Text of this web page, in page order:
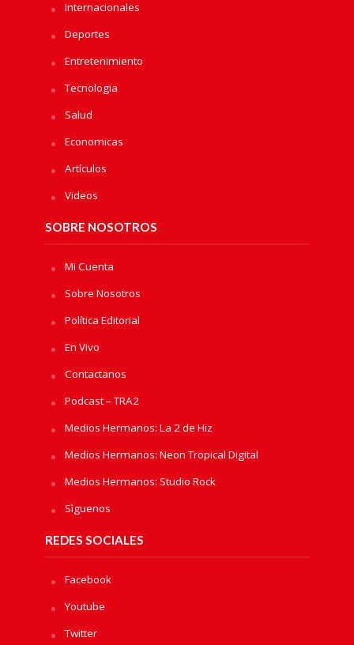
Internacionales
Deportes
Entretenimiento
Tecnologia
Salud
Economicas
Artículos
Videos
SOBRE NOSOTROS
Mi Cuenta
Sobre Nosotros
Política Editorial
En Vivo
Contactanos
Podcast – TRA2
Medios Hermanos: La 2 de Hiz
Medios Hermanos: Neon Tropical Digital
Medios Hermanos: Studio Rock
Sìguenos
REDES SOCIALES
Facebook
Youtube
Twitter